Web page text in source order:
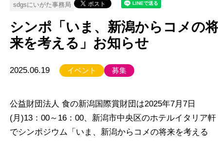
sdgsにいがた事務局
シンポ「いま、新潟からコメの
来を考える」お知らせ
2025.06.19 イベント 募集
公益財団法人 食の新潟国際賞財団は2025年7月7日
(月)13：00～16：00、新潟市中央区のホテルイタリア軒
でシンポジウム 「いま、新潟からコメの将来を考える